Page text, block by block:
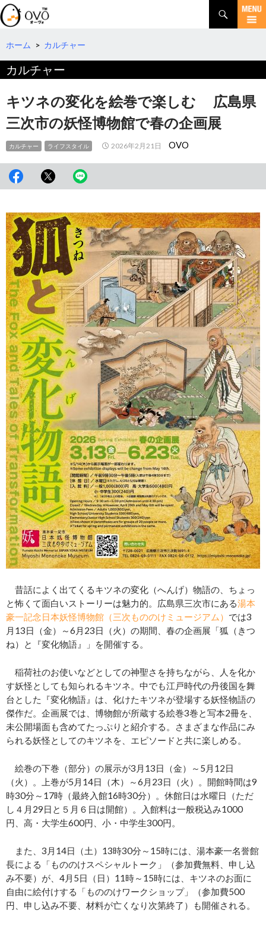
検
索
コ
テ
ツ
へ
動
ホーム > カルチャー
カルチャー
キツネの変化を絵巻で楽しむ 広島県
三次市の妖怪博物館で春の企画展
カルチャー ライフスタイル 2026年2月21日 OVO
昔話によく出てくるキツネの変化（へんげ）物語の、ちょっ
と怖くて面白いストーリーは魅力的。広島県三次市にある湯本
豪一記念日本妖怪博物館（三次もののけミュージアム） では3
月13日（金）～6月23日（火）の期間、春の企画展「狐（きつ
ね）と『変化物語』」を開催する。
稲荷社のお使いなどとしての神聖さを持ちながら、人を化か
す妖怪としても知られるキツネ。中でも江戸時代の丹後国を舞
台とした『変化物語』は、化けたキツネが登場する妖怪物語の
傑作だ。企画展では、博物館が所蔵する絵巻3巻と写本2冊を、
未公開場面も含めてたっぷりと紹介する。さまざまな作品にみ
られる妖怪としてのキツネを、エピソードと共に楽しめる。
絵巻の下巻（部分）の展示が3月13日（金）～5月12日
（火）。上巻が5月14日（木）～6月23日（火）。開館時間は9
時30分～17時（最終入館16時30分）。休館日は水曜日（ただ
し４月29日と５月６日は開館）。入館料は一般税込み1000
円、高・大学生600円、小・中学生300円。
また、3月14日（土）13時30分～15時には、湯本豪一名誉館
長による「もののけスペシャルトーク」（参加費無料、申し込
み不要）が、4月5日（日）11時～15時には、キツネのお面に
自由に絵付けする「もののけワークショップ」（参加費500
円、申し込み不要、材料が亡くなり次第終了）も開催される。